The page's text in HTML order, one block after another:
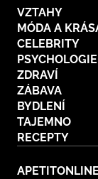
VZTAHY
MÓDA A
CELEBRITY
PSYCHOLOGIE
ZDRAVÍ
ZÁBAVA
BYDLENÍ
TAJEMNO
RECEPTY
APETITONLINE